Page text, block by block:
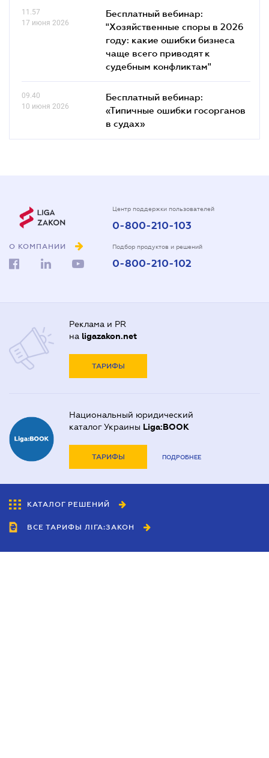
11.57
17 июня 2026
Бесплатный вебинар:
"Хозяйственные споры в 2026
году: какие ошибки бизнеса
чаще всего приводят к
судебным конфликтам"
09.40
10 июня 2026
Бесплатный вебинар:
«Типичные ошибки госорганов
в судах»
О КОМПАНИИ
Центр поддержки пользователей
0-800-210-103
Подбор продуктов и решений
0-800-210-102
Реклама и PR
на ligazakon.net
ТАРИФЫ
Национальный юридический
каталог Украины Liga:BOOK
ТАРИФЫ ПОДРОБНЕЕ
КАТАЛОГ РЕШЕНИЙ
ВСЕ ТАРИФЫ ЛІГА:ЗАКОН